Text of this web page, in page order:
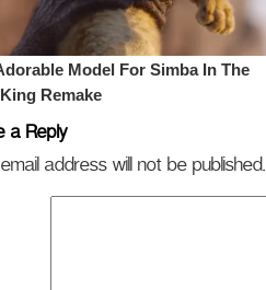
a Reply
address will not be published.